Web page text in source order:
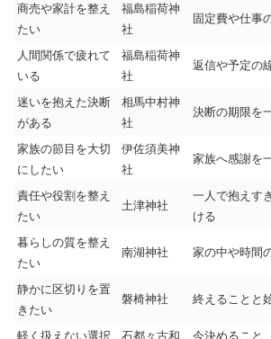
商売や家計を整え
たい
福島稲荷神
社
固定費や仕事
人間関係で疲れて
いる
福島稲荷神
社
返信や予定の
迷いを抱えた決断
がある
相馬中村神
社
決断の期限を
家族の節目を大切
にしたい
伊佐須美神
社
家族へ感謝を
責任や役割を整え
たい
土津神社
一人で抱えす
ける
暮らしの質を整え
たい
南湖神社 家の中や時間
静かに区切りを置
きたい
磐椅神社 終えることと
軽く扱えない選択
石都々古和
今決めること